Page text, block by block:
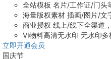
全站模板 名片/工作证/门头
海量版权素材 插画/图片/文
商业授权 线上/线下全渠道
VI物料高清无水印 无水印多
立即开通会员
国庆节